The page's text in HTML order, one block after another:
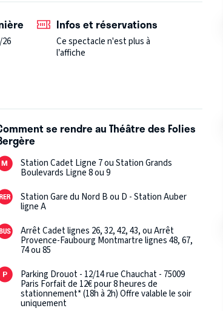
et évènements en tous genres. De
Dalida, le show de Jean-Paul Gaultier,
cette visite guidée insolite, vous
ses backstages.
à l'image, il est formellement interdit de
artistiques ou techniques, l’accès à
Infos et réservations
Ce spectacle n'est plus à
l’affiche
se rendre au Théâtre des Folies
Station Cadet Ligne 7 ou Station Grands
Boulevards Ligne 8 ou 9
Station Gare du Nord B ou D - Station Auber
ligne A
Arrêt Cadet lignes 26, 32, 42, 43, ou Arrêt
Provence-Faubourg Montmartre lignes 48, 67,
74 ou 85
Parking Drouot - 12/14 rue Chauchat - 75009
Paris Forfait de 12€ pour 8 heures de
stationnement* (18h à 2h) Offre valable le soir
uniquement